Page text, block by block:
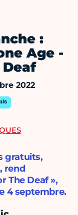
:
Age -
2022
gratuits,
rend
The Deaf »,
4 septembre.